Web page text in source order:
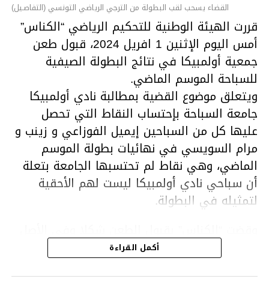
القضاء يسحب لقب البطولة من الترجي الرياضي التونسي (التفاصـيل)
قررت الهيئة الوطنية للتحكيم الرياضي “الكناس”
أمس اليوم الإثنين 1 افريل 2024، قبول طعن
جمعية أولمبيكا في نتائج البطولة الصيفية
للسباحة الموسم الماضي.
ويتعلق موضوع القضية بمطالبة نادي أولمبيكا
جامعة السباحة بإحتساب النقاط التي تحصل
عليها كل من السباحين إيميل الفوزاعي و زينب و
مرام السويسي في نهائيات بطولة الموسم
الماضي، وهي نقاط لم تحتسبها الجامعة بتعلة
أن سباحي نادي أولمبيكا ليست لهم الأحقية
لتمثيله في البطولة.
ونقض القرار الصادر عن المكتب الجامعي وإعادة
إحتساب النقاط المسجلة من قبل السباحين إيميل
الفوزاعي ومرام وزينب السويسي في نطاق
أكمل القراءة